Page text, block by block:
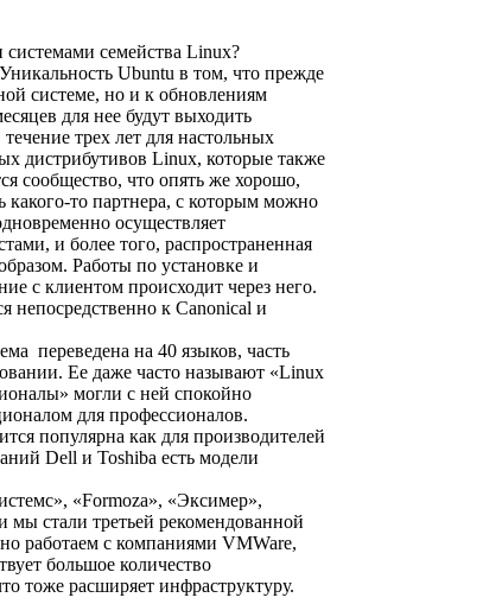
семейства Linux?
Ubuntu в том, что прежде
системе, но и к обновлениям
для нее будут выходить
трех лет для настольных
дистрибутивов Linux, которые также
сообщество, что опять же хорошо,
какого-то партнера, с которым можно
осуществляет
и более того, распространенная
Работы по установке и
с клиентом происходит через него.
непосредственно к Canonical и
переведена на 40 языков, часть
Ее даже часто называют «Linux
могли с ней спокойно
для профессионалов.
популярна как для производителей
Dell и Toshiba есть модели
«Formoza», «Эксимер»,
мы стали третьей рекомендованной
работаем с компаниями VMWare,
большое количество
тоже расширяет инфраструктуру.